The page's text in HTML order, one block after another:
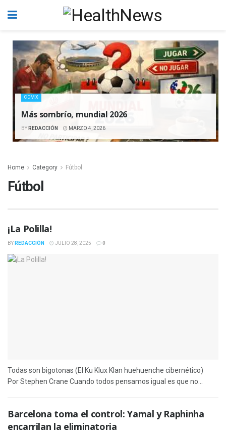
CDMX
Más sombrío, mundial 2026
BY REDACCIÓN MARZO 4, 2026
Home Category Fútbol
Fútbol
¡La Polilla!
BY REDACCIÓN JULIO 28, 2025 0
Todas son bigotonas (El Ku Klux Klan huehuenche cibernético)
Por Stephen Crane Cuando todos pensamos igual es que no...
Barcelona toma el control: Yamal y Raphinha
encarrilan la eliminatoria